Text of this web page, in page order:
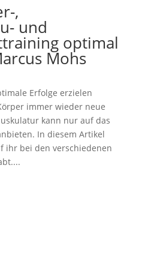
,
und
optimal
Mohs
Erfolge erzielen
immer wieder neue
kann nur auf das
In diesem Artikel
ihr bei den verschiedenen